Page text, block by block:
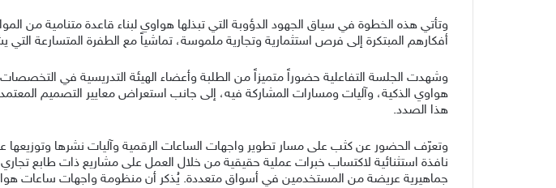
وتأتي هذه الخطوة في سياق الجهود الدؤوبة التي تبذلها هواوي لبناء قاعدة متنامية
أفكارهم المبتكرة إلى فرص استثمارية وتجارية ملموسة، تماشياً مع الطفرة المتسارعة التي
وشهدت الجلسة التفاعلية حضوراً متميزاً من الطلبة وأعضاء الهيئة التدريسية في
هواوي الذكية، وآليات ومسارات المشاركة فيه، إلى جانب استعراض معايير التصميم
هذا الصدد.
وتعرّف الحضور عن كثب على مسار تطوير واجهات الساعات الرقمية وآليات نشرها وتوزيعها
جماهيرية عريضة من المستخدمين في أسواق متعددة. يُذكر أن منظومة واجهات ساعات هواوي تضم حالياً ما يزيد